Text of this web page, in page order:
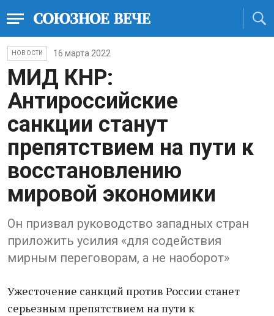
НОВОСТИ 16 марта 2022
МИД КНР:
Антироссийские
санкции станут
препятствием на пути к
восстановлению
мировой экономики
Он призвал руководство западных стран
приложить усилия «для содействия
мирным переговорам, а не наоборот»
Ужесточение сaнкций против России станет
серьезным прeпятствием на пути к